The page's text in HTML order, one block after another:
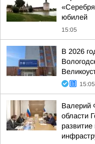
юбилей
15:05
В 2026
15:05
Валерий
области